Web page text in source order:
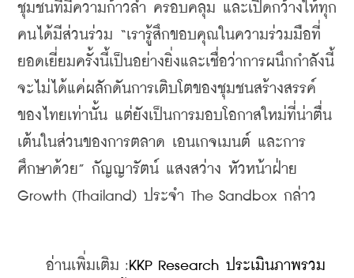
ชุมชนที่มีความก้าวล้ำ ครอบคลุม และเปิดกว้างให้ทุก
คนได้มีส่วนร่วม “เรารู้สึกขอบคุณในความร่วมมือที่
ยอดเยี่ยมครั้งนี้เป็นอย่างยิ่งและเชื่อว่าการผนึกกำลังนี้
จะไม่ได้แค่ผลักดันการเติบโตของชุมชนสร้างสรรค์
ของไทยเท่านั้น แต่ยังเป็นการมอบโอกาสใหม่ที่น่าตื่น
เต้นในส่วนของการตลาด เอนเกจเมนต์ และการ
ศึกษาด้วย” กัญญารัตน์ แสงสว่าง หัวหน้าฝ่าย
Growth (Thailand) ประจำ The Sandbox กล่าว
อ่านเพิ่มเติม : KKP Research ประเมินภาพรวม